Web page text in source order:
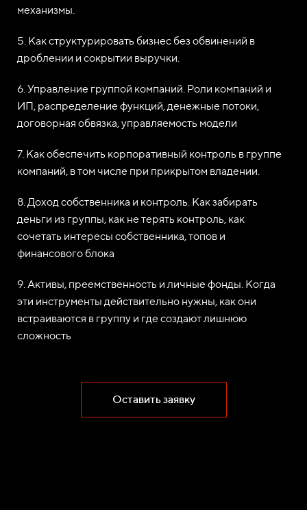
механизмы.
5. Как структурировать бизнес без обвинений в
дроблении и сокрытии выручки.
6. Управление группой компаний. Роли компаний и
ИП, распределение функций, денежные потоки,
договорная обвязка, управляемость модели
7. Как обеспечить корпоративный контроль в группе
компаний, в том числе при прикрытом владении.
8. Доход собственника и контроль. Как забирать
деньги из группы, как не терять контроль, как
сочетать интересы собственника, топов и
финансового блока
9. Активы, преемственность и личные фонды. Когда
эти инструменты действительно нужны, как они
встраиваются в группу и где создают лишнюю
сложность
Оставить заявку